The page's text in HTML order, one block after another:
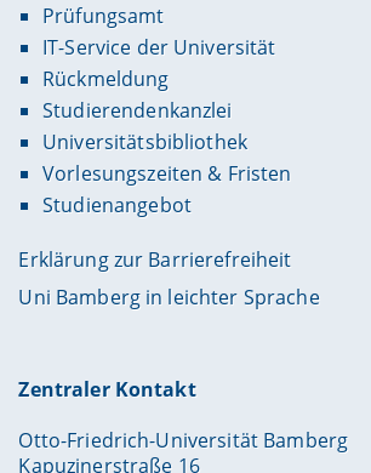
Prüfungsamt
IT-Service der Universität
Rückmeldung
Studierendenkanzlei
Universitätsbibliothek
Vorlesungszeiten & Fristen
Studienangebot
Erklärung zur Barrierefreiheit
Uni Bamberg in leichter Sprache
Zentraler Kontakt
Otto-Friedrich-Universität Bamberg
Kapuzinerstraße 16